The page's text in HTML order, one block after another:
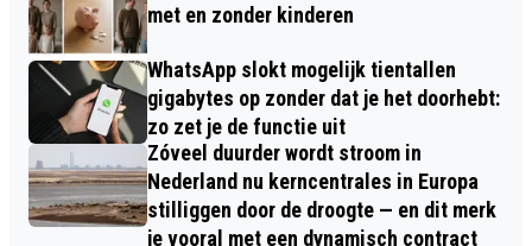
met en zonder kinderen
WhatsApp slokt mogelijk tientallen
gigabytes op zonder dat je het doorhebt:
zo zet je de functie uit
Zóveel duurder wordt stroom in
Nederland nu kerncentrales in Europa
stilliggen door de droogte — en dit merk
je vooral met een dynamisch contract